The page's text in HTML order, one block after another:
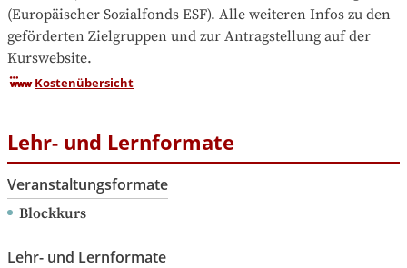
(Europäischer Sozialfonds ESF). Alle weiteren Infos zu den
geförderten Zielgruppen und zur Antragstellung auf der
Kurswebsite.
Kostenübersicht
Lehr- und Lernformate
Veranstaltungsformate
Blockkurs
Lehr- und Lernformate